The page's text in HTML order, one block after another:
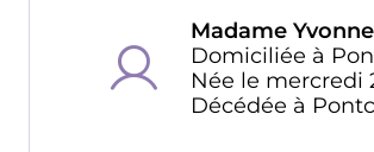
Madame
Domiciliée à
Née le mercredi
Décédée à